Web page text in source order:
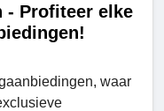
- Profiteer elke
waar